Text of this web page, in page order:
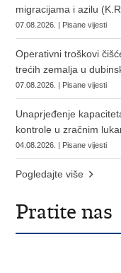
migracijama i azilu
07.08.2026. | Pisane vijesti
Operativni troškovi
trećih zemalja u
07.08.2026. | Pisane vijesti
Unaprjeđenje
kontrole u zračnim
04.08.2026. | Pisane vijesti
Pogledajte više
Pratite nas